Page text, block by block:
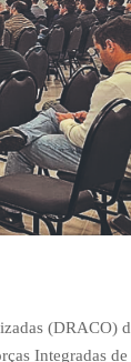
(DRACO)
Integradas de